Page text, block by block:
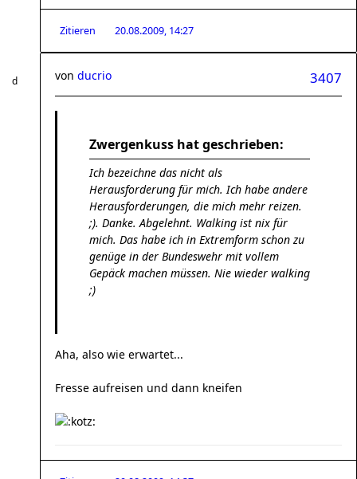
Zitieren 20.08.2009, 14:27
3407
von ducrio
Zwergenkuss hat geschrieben:
Ich bezeichne das nicht als
Herausforderung für mich. Ich habe andere
Herausforderungen, die mich mehr reizen.
;). Danke. Abgelehnt. Walking ist nix für
mich. Das habe ich in Extremform schon zu
genüge in der Bundeswehr mit vollem
Gepäck machen müssen. Nie wieder walking
;)
Aha, also wie erwartet...
Fresse aufreisen und dann kneifen